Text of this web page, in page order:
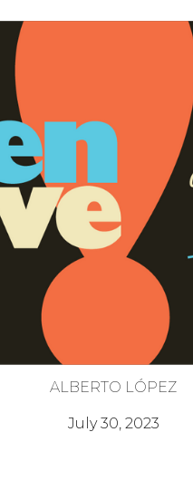
ALBERTO LÓPEZ
July 30, 2023